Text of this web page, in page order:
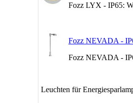
Fozz LYX - IP65:
Fozz NEVADA -
Fozz NEVADA -
Leuchten für